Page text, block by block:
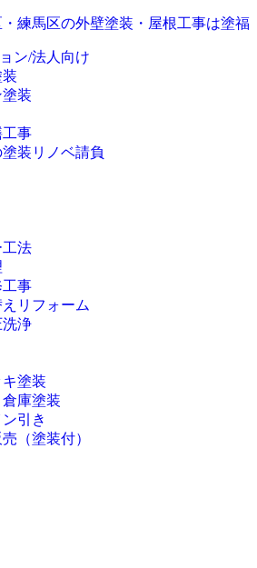
ン/法人向け
装
工事
装リノベ請負
工法
事
リフォーム
浄
塗装
庫塗装
引き
（塗装付）